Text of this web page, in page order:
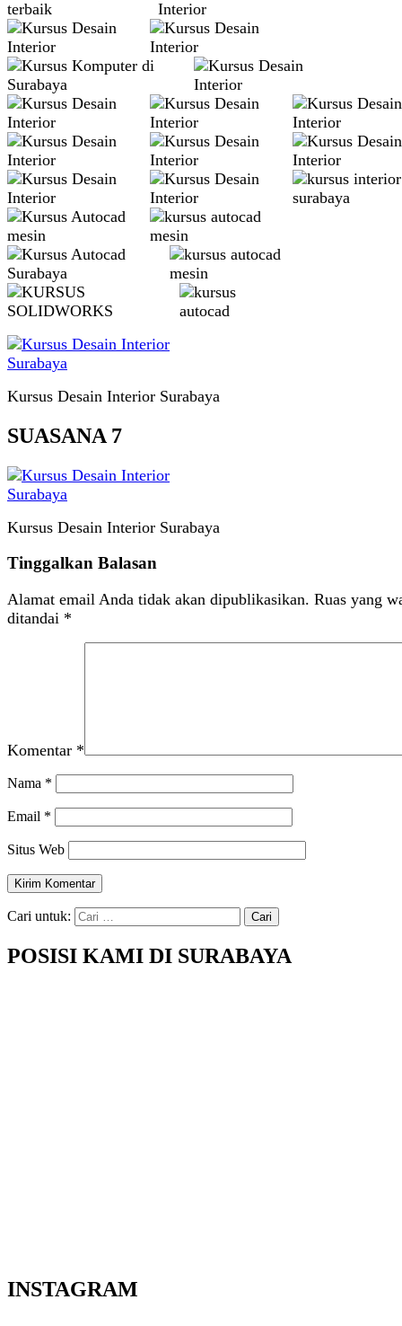
Kursus Desain Interior Surabaya
SUASANA 7
Kursus Desain Interior Surabaya
Tinggalkan Balasan
Alamat email Anda tidak akan dipublikasikan. Ruas yang
ditandai *
Komentar *
Nama *
Email *
Situs Web
Cari untuk:
POSISI KAMI DI SURABAYA
INSTAGRAM